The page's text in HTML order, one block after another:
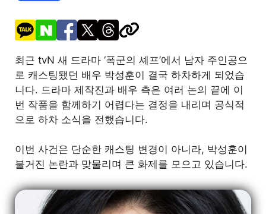
최근 tvN 새 드라마 ‘폭군의 셰프’에서 남자 주인공으
로 캐스팅됐던 배우 박성훈이 결국 하차하게 되었습
니다. 드라마 제작진과 배우 측은 여러 논의 끝에 이
번 작품을 함께하기 어렵다는 결정을 내리며 공식적
으로 하차 소식을 전했습니다.
이번 사건은 단순한 캐스팅 변경이 아니라, 박성훈이
불거진 논란과 맞물리며 큰 화제를 모으고 있습니다.